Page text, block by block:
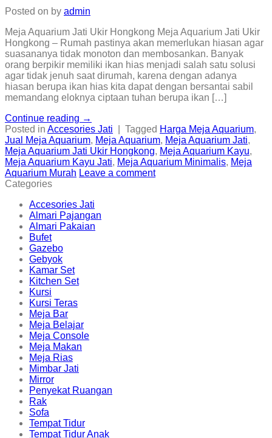
Posted on by admin
Meja Aquarium Jati Ukir Hongkong Meja Aquarium Jati Ukir
Hongkong – Rumah pastinya akan memerlukan hiasan agar
suasananya tidak monoton dan membosankan. Banyak
orang berpikir memiliki ikan hias menjadi salah satu solusi
agar tidak jenuh saat dirumah, karena dengan adanya
hiasan berupa ikan hias kita dapat dengan bersantai sabil
memandang eloknya ciptaan tuhan berupa ikan […]
Continue reading →
Posted in Accesories Jati Tagged Harga Meja Aquarium,
Jual Meja Aquarium, Meja Aquarium, Meja Aquarium Jati,
Meja Aquarium Jati Ukir Hongkong, Meja Aquarium Kayu,
Meja Aquarium Kayu Jati, Meja Aquarium Minimalis, Meja
Aquarium Murah Leave a comment
Categories
Accesories Jati
Almari Pajangan
Almari Pakaian
Bufet
Gazebo
Gebyok
Kamar Set
Kitchen Set
Kursi
Kursi Teras
Meja Bar
Meja Belajar
Meja Console
Meja Makan
Meja Rias
Mimbar Jati
Mirror
Penyekat Ruangan
Rak
Sofa
Tempat Tidur
Tempat Tidur Anak